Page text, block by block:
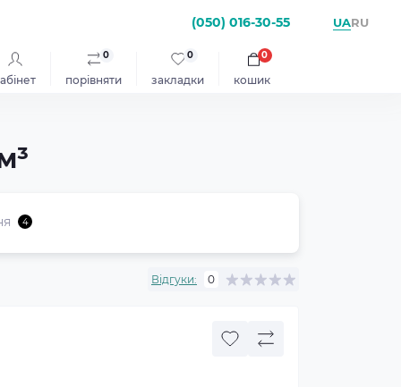
(050) 016-30-55 UARU
порівняти
0
закладки
0
кошик
0
4
Відгуки: 0